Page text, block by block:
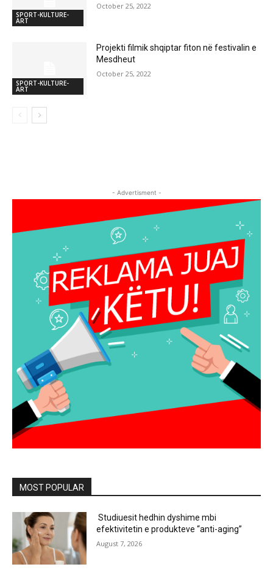
SPORT-KULTURE-
ART
October 25, 2022
SPORT-KULTURE-
ART
Projekti filmik shqiptar fiton në festivalin e
Mesdheut
October 25, 2022
- Advertisment -
MOST POPULAR
Studiuesit hedhin dyshime mbi
efektivitetin e produkteve “anti-aging”
August 7, 2026